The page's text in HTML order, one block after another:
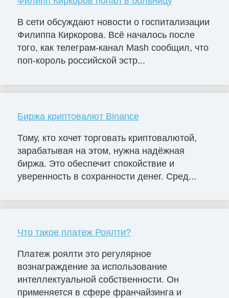
В сети обсуждают новости о госпитализации
Филиппа Киркорова. Всё началось после
того, как телеграм-канал Mash сообщил, что
поп-король российской эстр...
Биржа криптовалют Binance
Тому, кто хочет торговать криптовалютой,
зарабатывая на этом, нужна надёжная
биржа. Это обеспечит спокойствие и
уверенность в сохранности денег. Сред...
Что такое платеж Роялти?
Платеж роялти это регулярное
вознаграждение за использование
интеллектуальной собственности. Он
применяется в сфере франчайзинга и